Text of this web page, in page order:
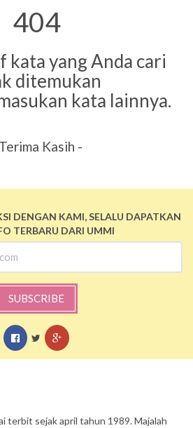
404
kata yang Anda cari
ditemukan
kata lainnya.
Kasih -
DENGAN KAMI, SELALU DAPATKAN
TERBARU DARI UMMI
SUBSCRIBE
terbit sejak april tahun 1989. Majalah